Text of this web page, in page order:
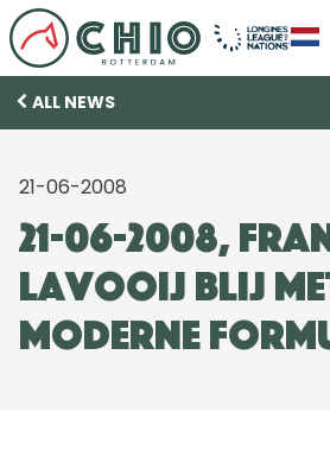
ALL NEWS
21-06-2008
21-06-2008,
Lavooij blij
moderne